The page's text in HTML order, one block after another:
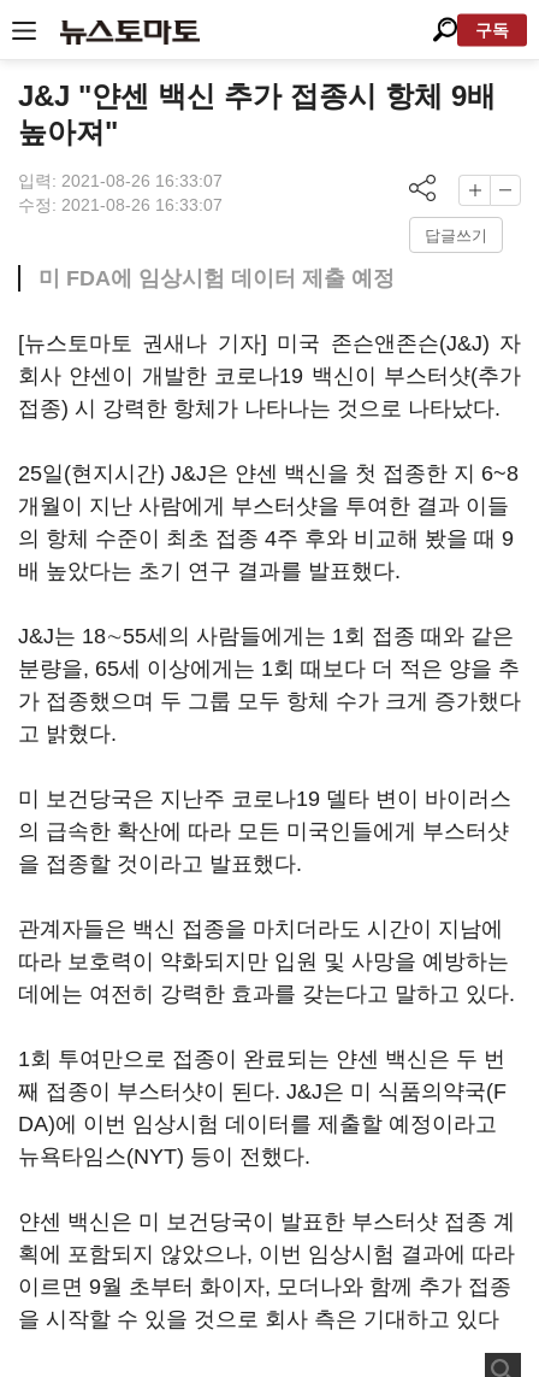
구독
J&J "얀센 백신 추가 접종시 항체 9배
높아져"
입력: 2021-08-26 16:33:07
수정: 2021-08-26 16:33:07
답글쓰기
미 FDA에 임상시험 데이터 제출 예정
[뉴스토마토 권새나 기자] 미국 존슨앤존슨(J&J) 자
회사 얀센이 개발한 코로나19 백신이 부스터샷(추가
접종) 시 강력한 항체가 나타나는 것으로 나타났다.
25일(현지시간) J&J은 얀센 백신을 첫 접종한 지 6~8
개월이 지난 사람에게 부스터샷을 투여한 결과 이들
의 항체 수준이 최초 접종 4주 후와 비교해 봤을 때 9
배 높았다는 초기 연구 결과를 발표했다.
J&J는 18∼55세의 사람들에게는 1회 접종 때와 같은
분량을, 65세 이상에게는 1회 때보다 더 적은 양을 추
가 접종했으며 두 그룹 모두 항체 수가 크게 증가했다
고 밝혔다.
미 보건당국은 지난주 코로나19 델타 변이 바이러스
의 급속한 확산에 따라 모든 미국인들에게 부스터샷
을 접종할 것이라고 발표했다.
관계자들은 백신 접종을 마치더라도 시간이 지남에
따라 보호력이 약화되지만 입원 및 사망을 예방하는
데에는 여전히 강력한 효과를 갖는다고 말하고 있다.
1회 투여만으로 접종이 완료되는 얀센 백신은 두 번
째 접종이 부스터샷이 된다. J&J은 미 식품의약국(F
DA)에 이번 임상시험 데이터를 제출할 예정이라고
뉴욕타임스(NYT) 등이 전했다.
얀센 백신은 미 보건당국이 발표한 부스터샷 접종 계
획에 포함되지 않았으나, 이번 임상시험 결과에 따라
이르면 9월 초부터 화이자, 모더나와 함께 추가 접종
을 시작할 수 있을 것으로 회사 측은 기대하고 있다